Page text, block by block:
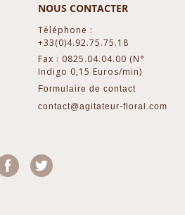
NOUS CONTACTER
Téléphone :
+33(0)4.92.75.75.18
Fax : 0825.04.04.00 (N°
Indigo 0,15 Euros/min)
Formulaire de contact
contact@agitateur-floral.com
Facebook